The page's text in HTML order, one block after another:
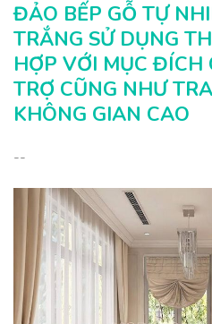
ĐẢO BẾP GỖ TỰ
TRẮNG SỬ DỤNG
HỢP VỚI MỤC ĐÍCH
TRỢ CŨNG NHƯ
KHÔNG GIAN CAO
--